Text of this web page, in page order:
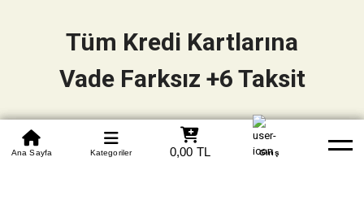
0850 305 09 70
Beden Tablosu Banka Hesapları Whatsapp Yardım
Ana Sayfa Kategoriler 0,00 TL Giriş
Tüm Kredi Kartlarına
Vade Farksız +6 Taksit